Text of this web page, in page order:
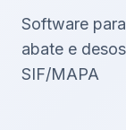
Software
abate e
SIF/MAPA